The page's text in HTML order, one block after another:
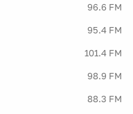
96.6 FM
95.4 FM
101.4 FM
98.9 FM
88.3 FM